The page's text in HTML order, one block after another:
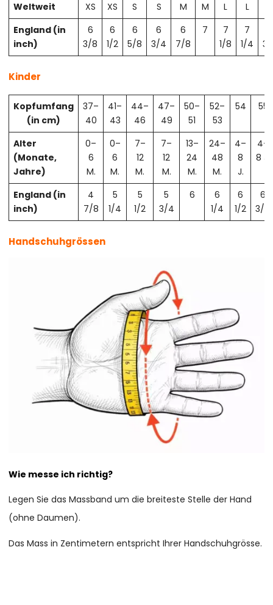
Weltweit XS XS S S M M L L
England (in
inch)
6
3/8
6
1/2
6
5/8
6
3/4
6
7/8
7
7
1/8
7
1/4
Kinder
Kopfumfang
(in cm)
37–
40
41–
43
44–
46
47–
49
50–
51
52–
53
54 55
Alter
(Monate,
Jahre)
0–
6
M.
0–
6
M.
7–
12
M.
7–
12
M.
13–
24
M.
24–
48
M.
4–
8
J.
4–
8 J.
England (in
inch)
4
7/8
5
1/4
5
1/2
5
3/4
6
6
1/4
6
1/2
6
3/4
Handschuhgrössen
Wie messe ich richtig?
Legen Sie das Massband um die breiteste Stelle der Hand
(ohne Daumen).
Das Mass in Zentimetern entspricht Ihrer Handschuhgrösse.